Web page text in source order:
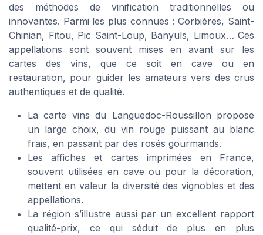
des méthodes de vinification traditionnelles ou
innovantes. Parmi les plus connues : Corbières, Saint-
Chinian, Fitou, Pic Saint-Loup, Banyuls, Limoux… Ces
appellations sont souvent mises en avant sur les
cartes des vins, que ce soit en cave ou en
restauration, pour guider les amateurs vers des crus
authentiques et de qualité.
La carte vins du Languedoc-Roussillon propose
un large choix, du vin rouge puissant au blanc
frais, en passant par des rosés gourmands.
Les affiches et cartes imprimées en France,
souvent utilisées en cave ou pour la décoration,
mettent en valeur la diversité des vignobles et des
appellations.
La région s’illustre aussi par un excellent rapport
qualité-prix, ce qui séduit de plus en plus